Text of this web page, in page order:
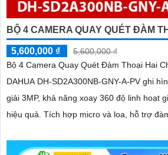
BỘ 4 CAMERA QUAY QUÉT ĐÀM
5,600,000 ₫
5,600,000 ₫
Bộ 4 Camera Quay Quét Đàm Thoại Hai
DAHUA DH-SD2A300NB-GNY-A-PV ghi
giải 3MP, khả năng xoay 360 độ linh hoạt
hiệu quả. Tích hợp micro và loa, hỗ trợ đàm thoại hai chiều rõ